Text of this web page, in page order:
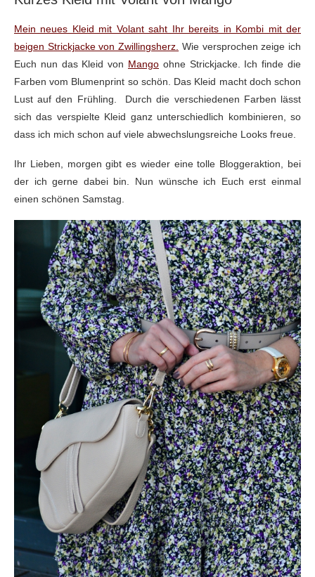
Mein neues Kleid mit Volant saht Ihr bereits in Kombi mit der
beigen Strickjacke von Zwillingsherz. Wie versprochen zeige ich
Euch nun das Kleid von Mango ohne Strickjacke. Ich finde die
Farben vom Blumenprint so schön. Das Kleid macht doch schon
Lust auf den Frühling. Durch die verschiedenen Farben lässt
sich das verspielte Kleid ganz unterschiedlich kombinieren, so
dass ich mich schon auf viele abwechslungsreiche Looks freue.
Ihr Lieben, morgen gibt es wieder eine tolle Bloggeraktion, bei
der ich gerne dabei bin. Nun wünsche ich Euch erst einmal
einen schönen Samstag.